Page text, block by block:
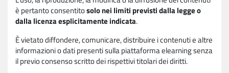
è pertanto consentitosolo nei limiti previsti dalla legge o
dalla licenza esplicitamente indicata.
È vietato diffondere, comunicare, distribuire i contenuti e altre
informazioni o dati presenti sulla piattaforma elearning senza
il previo consenso scritto dei rispettivi titolari dei diritti.